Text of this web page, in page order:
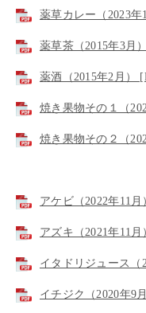
薬草カレー（2023
薬草茶（2015年3月
薬酒（2015年2月）
焼き果物その１（
焼き果物その２（
アケビ（2022年11
アズキ（2021年11
イタドリジュース（
イチジク（2020年9